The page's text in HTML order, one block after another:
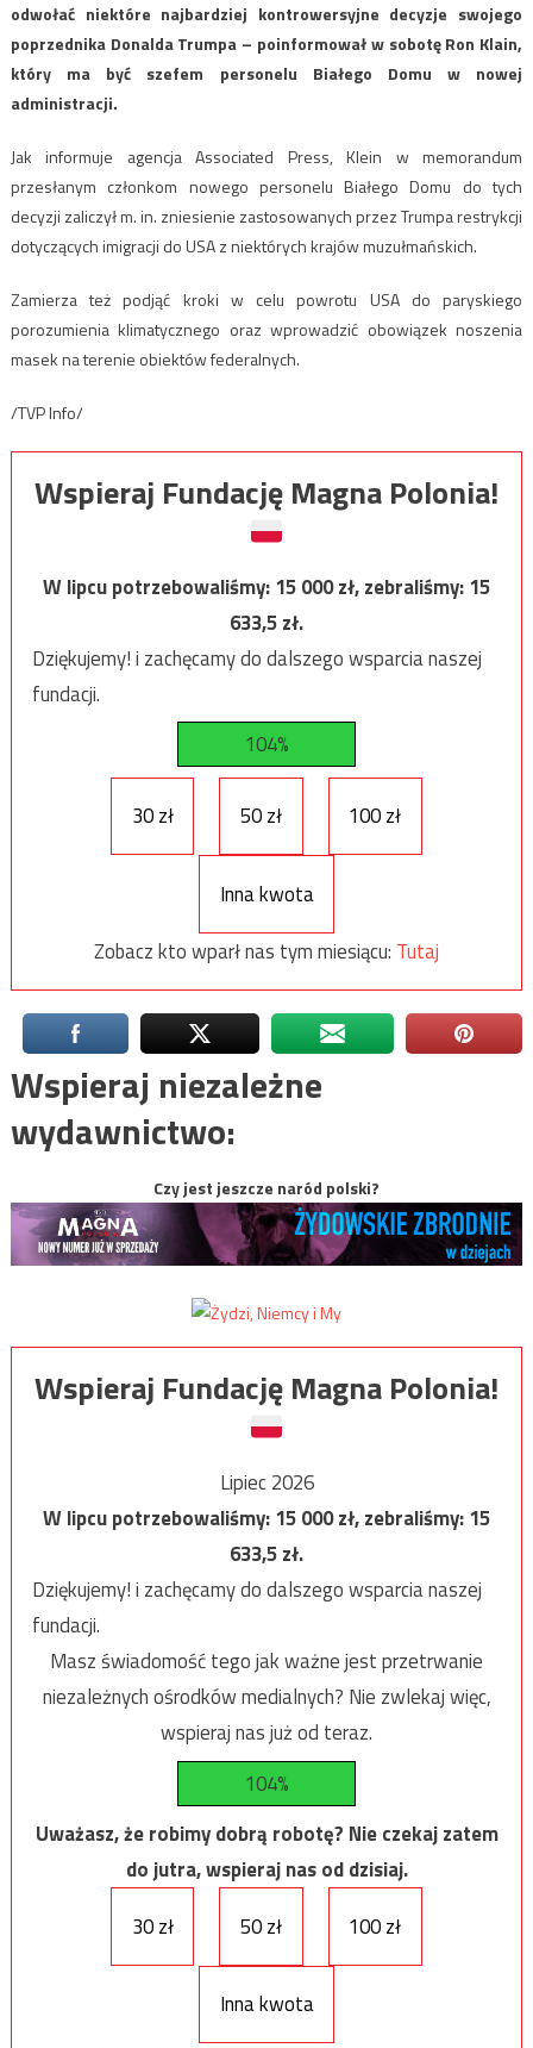
odwołać niektóre najbardziej kontrowersyjne decyzje swojego
poprzednika Donalda Trumpa – poinformował w sobotę Ron Klain,
który ma być szefem personelu Białego Domu w nowej
administracji.
Jak informuje agencja Associated Press, Klein w memorandum
przesłanym członkom nowego personelu Białego Domu do tych
decyzji zaliczył m. in. zniesienie zastosowanych przez Trumpa restrykcji
dotyczących imigracji do USA z niektórych krajów muzułmańskich.
Zamierza też podjąć kroki w celu powrotu USA do paryskiego
porozumienia klimatycznego oraz wprowadzić obowiązek noszenia
masek na terenie obiektów federalnych.
/TVP Info/
Wspieraj Fundację Magna Polonia!
W lipcu potrzebowaliśmy:15 000zł, zebraliśmy:15
633,5zł.
Dziękujemy! i zachęcamy do dalszego wsparcia naszej
fundacji.
104%
30 zł 50 zł 100 zł
Inna kwota
Zobacz kto wparł nas tym miesiącu: Tutaj
Wspieraj niezależne
wydawnictwo:
Czy jest jeszcze naród polski?
Wspieraj Fundację Magna Polonia!
Lipiec 2026
W lipcu potrzebowaliśmy:15 000zł, zebraliśmy:15
633,5zł.
Dziękujemy! i zachęcamy do dalszego wsparcia naszej
fundacji.
Masz świadomość tego jak ważne jest przetrwanie
niezależnych ośrodków medialnych? Nie zwlekaj więc,
wspieraj nas już od teraz.
104%
Uważasz, że robimy dobrą robotę? Nie czekaj zatem
do jutra, wspieraj nas od dzisiaj.
30 zł
50 zł 100 zł
Inna kwota